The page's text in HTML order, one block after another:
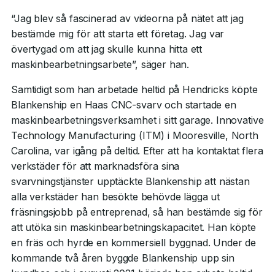
“Jag blev så fascinerad av videorna på nätet att jag
bestämde mig för att starta ett företag. Jag var
övertygad om att jag skulle kunna hitta ett
maskinbearbetningsarbete”, säger han.
Samtidigt som han arbetade heltid på Hendricks köpte
Blankenship en Haas CNC-svarv och startade en
maskinbearbetningsverksamhet i sitt garage. Innovative
Technology Manufacturing (ITM) i Mooresville, North
Carolina, var igång på deltid. Efter att ha kontaktat flera
verkstäder för att marknadsföra sina
svarvningstjänster upptäckte Blankenship att nästan
alla verkstäder han besökte behövde lägga ut
fräsningsjobb på entreprenad, så han bestämde sig för
att utöka sin maskinbearbetningskapacitet. Han köpte
en fräs och hyrde en kommersiell byggnad. Under de
kommande två åren byggde Blankenship upp sin